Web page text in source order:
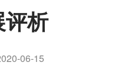
析
06-15